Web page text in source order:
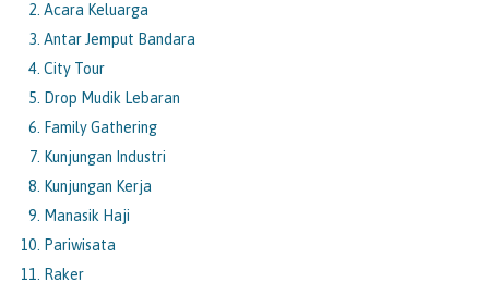
Acara Keluarga
Antar Jemput Bandara
City Tour
Drop Mudik Lebaran
Family Gathering
Kunjungan Industri
Kunjungan Kerja
Manasik Haji
Pariwisata
Raker